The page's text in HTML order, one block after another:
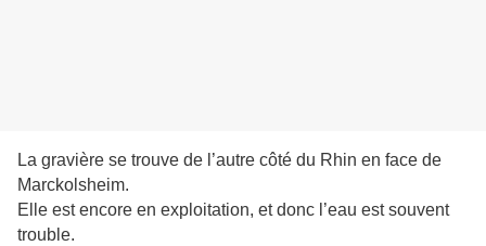
La gravière se trouve de l’autre côté du Rhin en face de
Marckolsheim.
Elle est encore en exploitation, et donc l’eau est souvent
trouble.